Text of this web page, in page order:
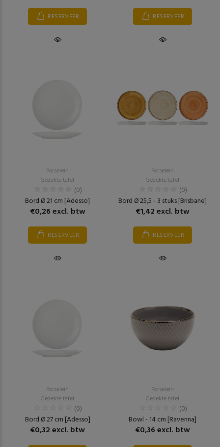
RESERVEER RESERVEER
Porselein
Gedekte tafel
(0)
Bord Ø 21 cm [Adesso]
€0,26 excl. btw
RESERVEER
Porselein
Gedekte tafel
(0)
Bord Ø 25,5 - 3 stuks [Brisbane]
€1,42 excl. btw
RESERVEER
Porselein
Gedekte tafel
(0)
Bord Ø 27 cm [Adesso]
€0,32 excl. btw
Porselein
Gedekte tafel
(0)
Bowl - 14 cm [Ravenna]
€0,36 excl. btw